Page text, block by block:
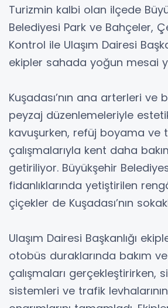
Turizmin kalbi olan ilçede
Belediyesi Park ve Bahçeler,
Kontrol ile Ulaşım Dairesi
ekipler sahada yoğun mesai
Kuşadası’nın ana arterleri ve
peyzaj düzenlemeleriyle
kavuşurken, refüj boyama ve
çalışmalarıyla kent daha
getiriliyor. Büyükşehir
fidanlıklarında yetiştirilen
çiçekler de Kuşadası’nın
Ulaşım Dairesi Başkanlığı
otobüs duraklarında bakım
çalışmaları gerçekleştirirken,
sistemleri ve trafik